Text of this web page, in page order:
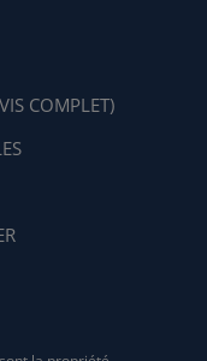
COMPLET)